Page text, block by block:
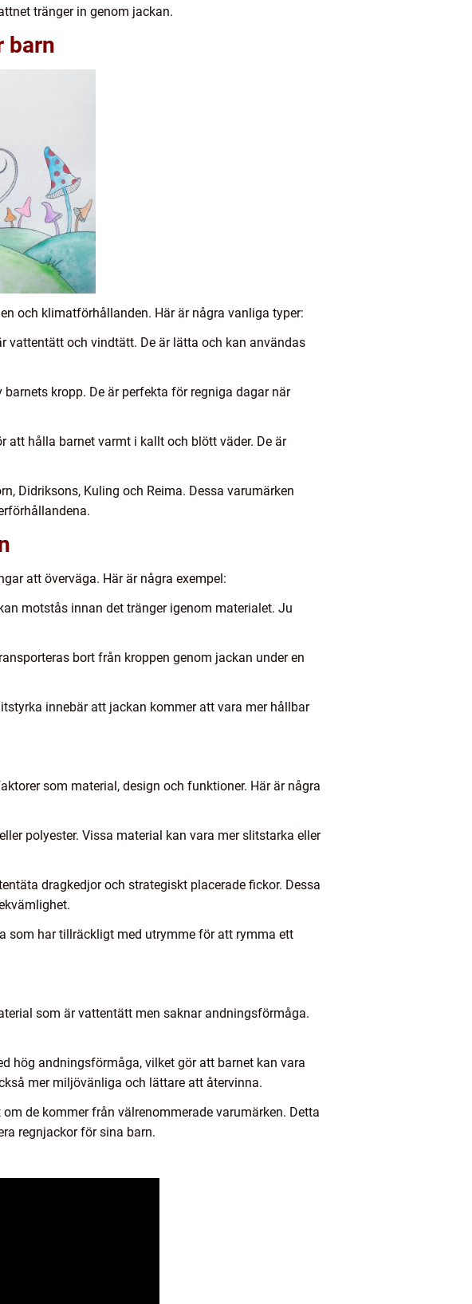
tränger in genom jackan.
barn
och klimatförhållanden. Här är några vanliga typer:
vattentätt och vindtätt. De är lätta och kan användas
kropp. De är perfekta för regniga dagar när
att hålla barnet varmt i kallt och blött väder. De är
Didriksons, Kuling och Reima. Dessa varumärken
att överväga. Här är några exempel:
motstås innan det tränger igenom materialet. Ju
bort från kroppen genom jackan under en
innebär att jackan kommer att vara mer hållbar
som material, design och funktioner. Här är några
polyester. Vissa material kan vara mer slitstarka eller
dragkedjor och strategiskt placerade fickor. Dessa
som har tillräckligt med utrymme för att rymma ett
som är vattentätt men saknar andningsförmåga.
hög andningsförmåga, vilket gör att barnet kan vara
mer miljövänliga och lättare att återvinna.
de kommer från välrenommerade varumärken. Detta
regnjackor för sina barn.